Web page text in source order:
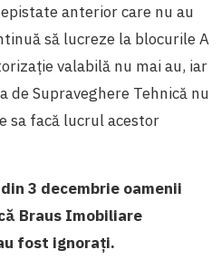
anterior care nu au
să lucreze la blocurile A
valabilă nu mai au, iar
de Supraveghere Tehnică nu
sa facă lucrul acestor
din 3 decembrie oamenii
Braus Imobiliare
fost ignorați.